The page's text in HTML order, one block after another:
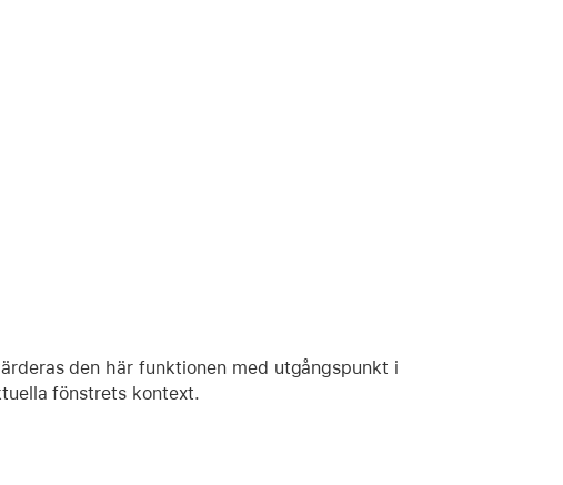
den här funktionen med utgångspunkt i
fönstrets kontext.